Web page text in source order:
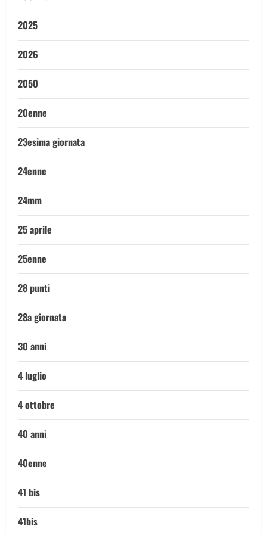
2025
2026
2050
20enne
23esima giornata
24enne
24mm
25 aprile
25enne
28 punti
28a giornata
30 anni
4 luglio
4 ottobre
40 anni
40enne
41 bis
41bis